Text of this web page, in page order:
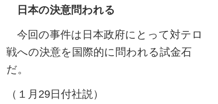
日本の決意問われる
今回の事件は日本政府にとって対テロ
戦への決意を国際的に問われる試金石
だ。
（１月29日付社説）